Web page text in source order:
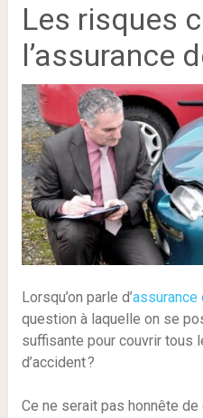
Les risques
l’assurance
Lorsqu’on parle d’assurance
question à laquelle on se
suffisante pour couvrir tous
d’accident ?
Ce ne serait pas honnête de